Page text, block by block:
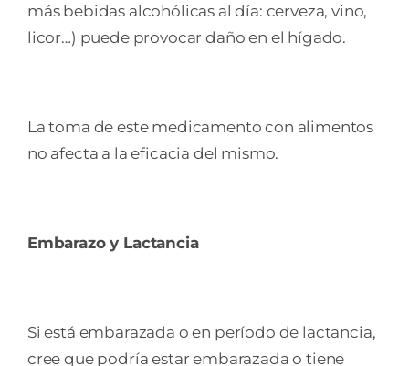
más bebidas alcohólicas al día: cerveza, vino,
licor…) puede provocar daño en el hígado.
La toma de este medicamento con alimentos
no afecta a la eficacia del mismo.
Embarazo y Lactancia
Si está embarazada o en período de lactancia,
cree que podría estar embarazada o tiene